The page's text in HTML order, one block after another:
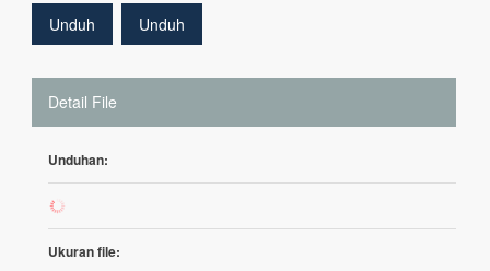
Unduh Unduh
Detail File
Unduhan:
224
Ukuran file: